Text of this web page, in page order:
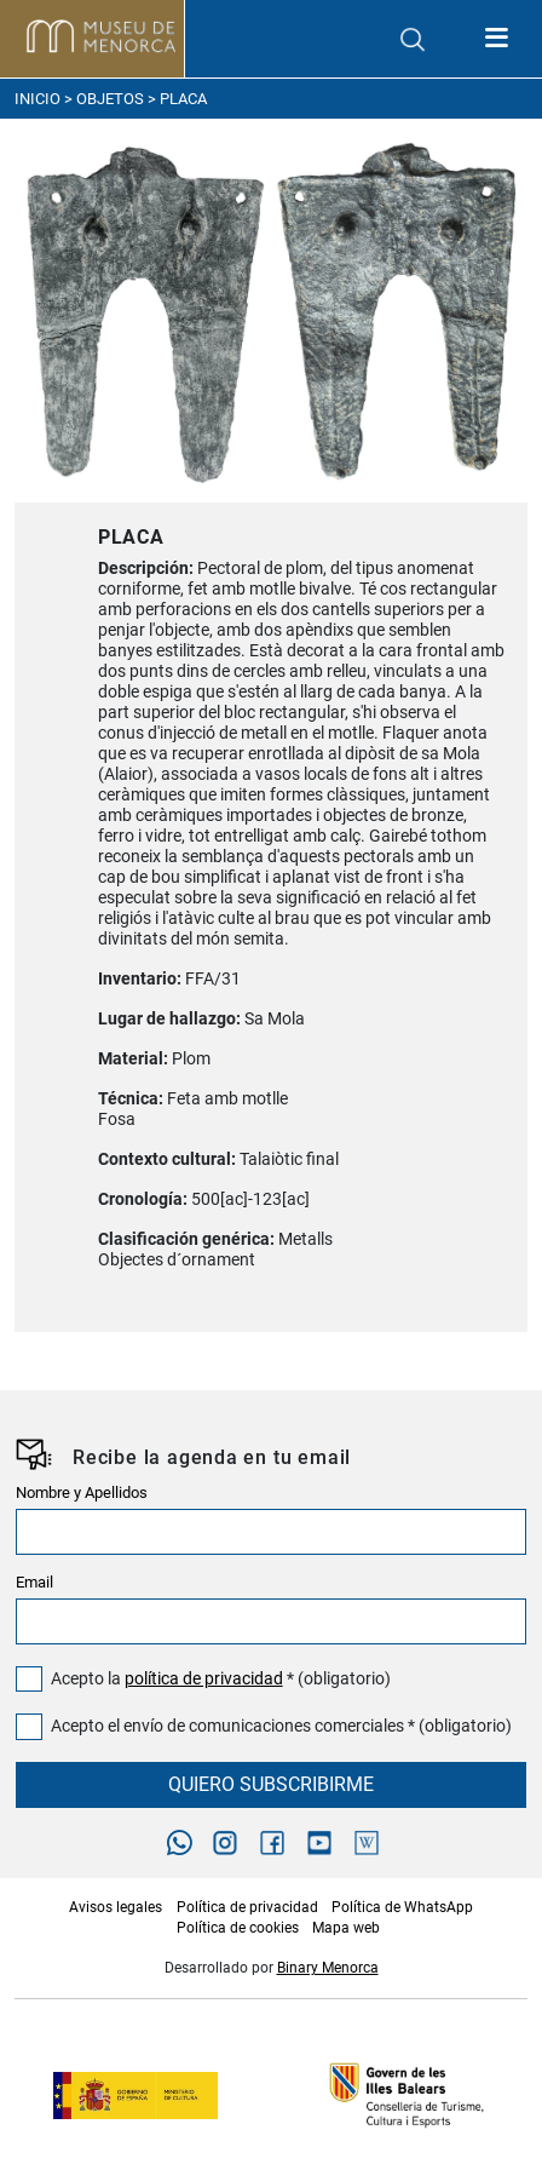
llegar
INICIO > OBJETOS > PLACA
PLACA
Descripción: Pectoral de plom, del tipus anomenat
corniforme, fet amb motlle bivalve. Té cos rectangular
amb perforacions en els dos cantells superiors per a
penjar l'objecte, amb dos apèndixs que semblen
banyes estilitzades. Està decorat a la cara frontal amb
dos punts dins de cercles amb relleu, vinculats a una
doble espiga que s'estén al llarg de cada banya. A la
part superior del bloc rectangular, s'hi observa el
conus d'injecció de metall en el motlle. Flaquer anota
que es va recuperar enrotllada al dipòsit de sa Mola
(Alaior), associada a vasos locals de fons alt i altres
ceràmiques que imiten formes clàssiques, juntament
amb ceràmiques importades i objectes de bronze,
ferro i vidre, tot entrelligat amb calç. Gairebé tothom
reconeix la semblança d'aquests pectorals amb un
cap de bou simplificat i aplanat vist de front i s'ha
especulat sobre la seva significació en relació al fet
religiós i l'atàvic culte al brau que es pot vincular amb
divinitats del món semita.
Inventario: FFA/31
Lugar de hallazgo: Sa Mola
Material: Plom
Técnica: Feta amb motlle
Fosa
Contexto cultural: Talaiòtic final
Cronología: 500[ac]-123[ac]
Clasificación genérica: Metalls
Objectes d´ornament
Recibe la agenda en tu email
Nombre y Apellidos
Email
Acepto la política de privacidad * (obligatorio)
Acepto el envío de comunicaciones comerciales * (obligatorio)
QUIERO SUBSCRIBIRME
Avisos legales Política de privacidad
Política de WhatsApp
Política de cookies
Mapa web
Desarrollado por Binary Menorca